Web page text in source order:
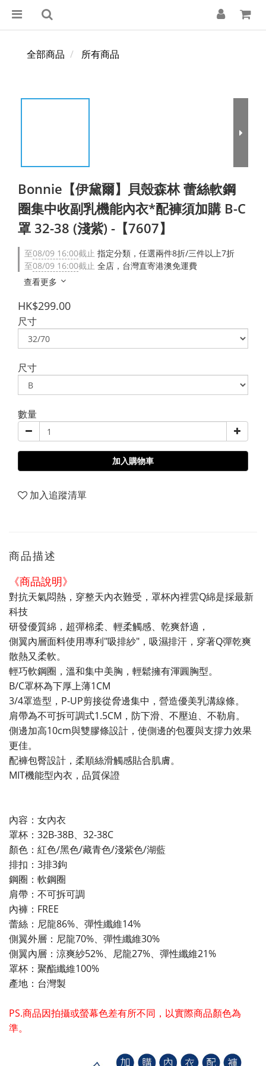
全部商品 所有商品
Bonnie【伊黛爾】貝殼森林 蕾絲軟鋼
圈集中收副乳機能內衣*配褲須加購 B-C
罩 32-38 (淺紫) -【7607】
至08/09 16:00截止 指定分類，任選兩件8折/三件以上7折
至08/09 16:00截止 全店，台灣直寄港澳免運費
查看更多
HK$299.00
尺寸
尺寸
數量
加入購物車
加入追蹤清單
商品描述
《商品說明》
對抗天氣悶熱，穿整天內衣難受，罩杯內裡雲Q綿是採最新
科技
研發優質綿，超彈棉柔、輕柔觸感、乾爽舒適，
側翼內層面料使用專利"吸排紗"，吸濕排汗，穿著Q彈乾爽
散熱又柔軟。
輕巧軟鋼圈，溫和集中美胸，輕鬆擁有渾圓胸型。
B/C罩杯為下厚上薄1CM
3/4罩造型，P-UP剪接從脅邊集中，營造優美乳溝線條。
肩帶為不可拆可調式1.5CM，防下滑、不壓迫、不勒肩。
側邊加高10cm與雙膠條設計，使側邊的包覆與支撐力效果
更佳。
配褲包臀設計，柔順絲滑觸感貼合肌膚。
MIT機能型內衣，品質保證
內容：女內衣
罩杯：32B-38B、32-38C
顏色：紅色/黑色/藏青色/淺紫色/湖藍
排扣：3排3鉤
鋼圈：軟鋼圈
肩帶：不可拆可調
內褲：FREE
蕾絲：尼龍86%、彈性纖維14%
側翼外層：尼龍70%、彈性纖維30%
側翼內層：涼爽紗52%、尼龍27%、彈性纖維21%
罩杯：聚酯纖維100%
產地：台灣製
PS.商品因拍攝或螢幕色差有所不同，以實際商品顏色為
準。